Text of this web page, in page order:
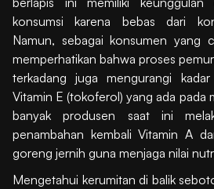
konsumsi karena bebas dari
Namun, sebagai konsumen yang
memperhatikan bahwa proses
terkadang juga mengurangi
Vitamin E (tokoferol) yang ada pada
banyak produsen saat ini
penambahan kembali Vitamin A
goreng jernih guna menjaga nilai
Mengetahui kerumitan di balik